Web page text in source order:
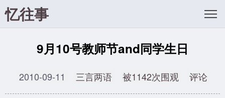
忆往事
9月10号教师节and同学生日
2010-09-11 三言两语 被1142次围观 评论